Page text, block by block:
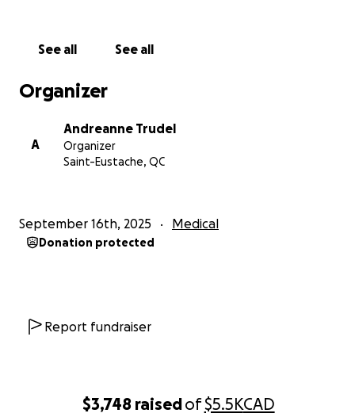
$3,748 raisedof$5.5KCAD
See all See all
Organizer
A
Andreanne Trudel
Organizer
Saint-Eustache, QC
September 16th, 2025 Medical
Donation protected
Report fundraiser